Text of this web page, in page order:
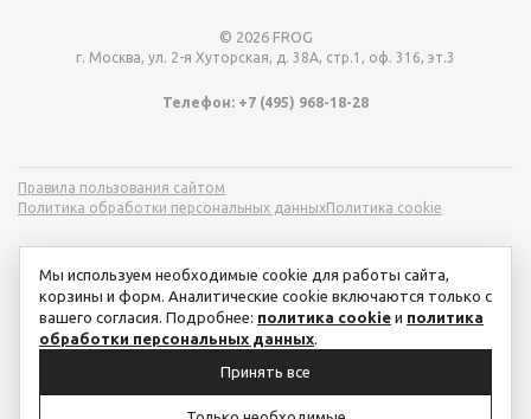
© 2026 FROG
г. Москва, ул. 2-я Хуторская, д. 38А, стр.1, оф. 316, эт.3
Телефон: +7 (495) 968-18-28
Правила пользования сайтом
Политика обработки персональных данныхПолитика cookie
Мы используем необходимые cookie для работы сайта,
корзины и форм. Аналитические cookie включаются только с
вашего согласия. Подробнее: политика cookie и политика
обработки персональных данных.
Принять все